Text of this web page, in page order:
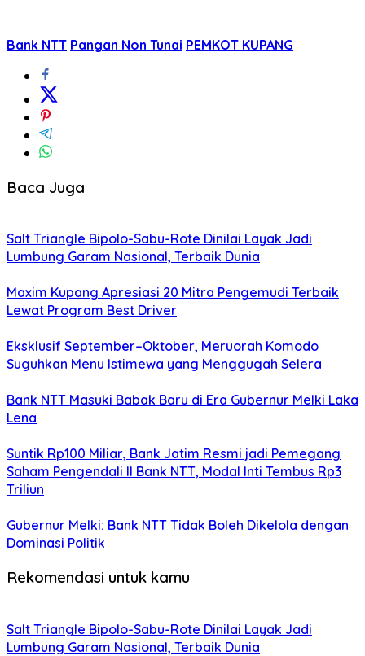
Bank NTT Pangan Non Tunai PEMKOT KUPANG
Baca Juga
Salt Triangle Bipolo-Sabu-Rote Dinilai Layak Jadi
Lumbung Garam Nasional, Terbaik Dunia
Maxim Kupang Apresiasi 20 Mitra Pengemudi Terbaik
Lewat Program Best Driver
Eksklusif September–Oktober, Meruorah Komodo
Suguhkan Menu Istimewa yang Menggugah Selera
Bank NTT Masuki Babak Baru di Era Gubernur Melki Laka
Lena
Suntik Rp100 Miliar, Bank Jatim Resmi jadi Pemegang
Saham Pengendali II Bank NTT, Modal Inti Tembus Rp3
Triliun
Gubernur Melki: Bank NTT Tidak Boleh Dikelola dengan
Dominasi Politik
Rekomendasi untuk kamu
Salt Triangle Bipolo-Sabu-Rote Dinilai Layak Jadi
Lumbung Garam Nasional, Terbaik Dunia